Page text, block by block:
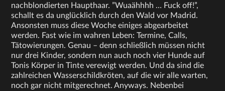
nachblondierten Haupthaar. ”Wuaähhhh … Fuck off!”,
schallt es da unglücklich durch den Wald vor Madrid.
Ansonsten muss diese Woche einiges abgearbeitet
werden. Fast wie im wahren Leben: Termine, Calls,
Tätowierungen. Genau – denn schließlich müssen nicht
nur drei Kinder, sondern nun auch noch vier Hunde auf
Tonis Körper in Tinte verewigt werden. Und da sind die
zahlreichen Wasserschildkröten, auf die wir alle warten,
noch gar nicht mitgerechnet. Anyways. Nebenbei